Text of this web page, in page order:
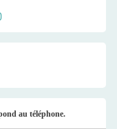
au téléphone.